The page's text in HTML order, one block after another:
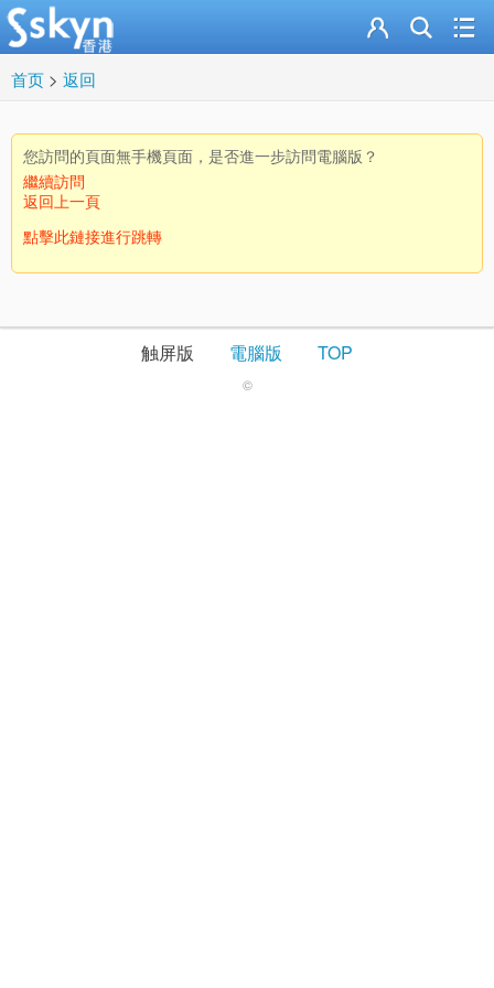
首页 > 返回
您訪問的頁面無手機頁面，是否進一步訪問電腦版？
繼續訪問
返回上一頁
點擊此鏈接進行跳轉
触屏版 電腦版 TOP
©